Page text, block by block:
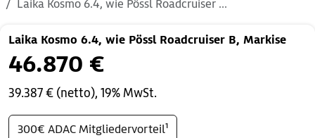
Laika Kosmo 6.4, wie Pössl Roadcruiser ...
Laika Kosmo 6.4, wie Pössl Roadcruiser B, Markise
46.870 €
39.387 € (netto), 19% MwSt.
300€ ADAC Mitgliedervorteil¹